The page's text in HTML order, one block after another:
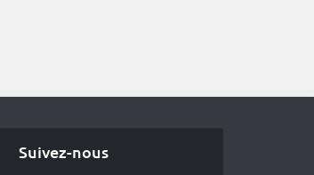
Suivez-nous